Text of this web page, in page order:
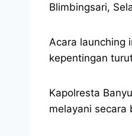
Blimbingsari,
Acara launching
kepentingan
Kapolresta
melayani secara